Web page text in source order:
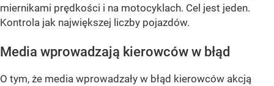
miernikami prędkości i na motocyklach. Cel jest jeden.
Kontrola jak największej liczby pojazdów.
Media wprowadzają kierowców w błąd
O tym, że media wprowadzały w błąd kierowców akcją